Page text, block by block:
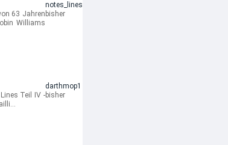
63 Jahren
Williams
notes_lines
bisher
Teil IV -
darthmop1
bisher